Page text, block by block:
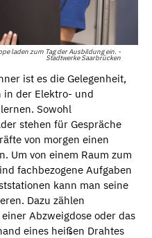
laden zum Tag der Ausbildung ein. -
Stadtwerke Saarbrücken
ist es die Gelegenheit,
in der Elektro- und
Sowohl
stehen für Gespräche
von morgen einen
Um von einem Raum zum
fachbezogene Aufgaben
kann man seine
Dazu zählen
Abzweigdose oder das
eines heißen Drahtes